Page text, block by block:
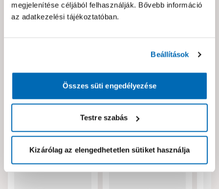
megjelenítése céljából felhasználják. Bővebb információ
az adatkezelési tájékoztatóban.
Beállítások
Összes süti engedélyezése
Testre szabás
Kizárólag az elengedhetetlen sütiket használja
Hibát találtál az oldalon vagy a termék leírásában?
Neked ajánljuk!